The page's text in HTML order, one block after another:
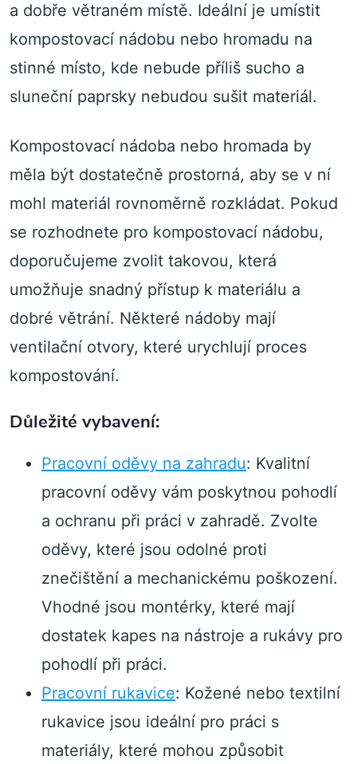
a dobře větraném místě. Ideální je umístit
kompostovací nádobu nebo hromadu na
stinné místo, kde nebude příliš sucho a
sluneční paprsky nebudou sušit materiál.
Kompostovací nádoba nebo hromada by
měla být dostatečně prostorná, aby se v ní
mohl materiál rovnoměrně rozkládat. Pokud
se rozhodnete pro kompostovací nádobu,
doporučujeme zvolit takovou, která
umožňuje snadný přístup k materiálu a
dobré větrání. Některé nádoby mají
ventilační otvory, které urychlují proces
kompostování.
Důležité vybavení:
Pracovní oděvy na zahradu: Kvalitní
pracovní oděvy vám poskytnou pohodlí
a ochranu při práci v zahradě. Zvolte
oděvy, které jsou odolné proti
znečištění a mechanickému poškození.
Vhodné jsou montérky, které mají
dostatek kapes na nástroje a rukávy pro
pohodlí při práci.
Pracovní rukavice: Kožené nebo textilní
rukavice jsou ideální pro práci s
materiály, které mohou způsobit